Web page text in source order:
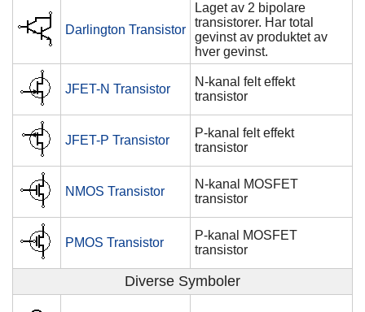
Darlington Transistor
Laget av 2 bipolare
transistorer. Har total
gevinst av produktet av
hver gevinst.
JFET-N Transistor
N-kanal felt effekt
transistor
JFET-P Transistor
P-kanal felt effekt
transistor
NMOS Transistor
N-kanal MOSFET
transistor
PMOS Transistor
P-kanal MOSFET
transistor
Diverse Symboler